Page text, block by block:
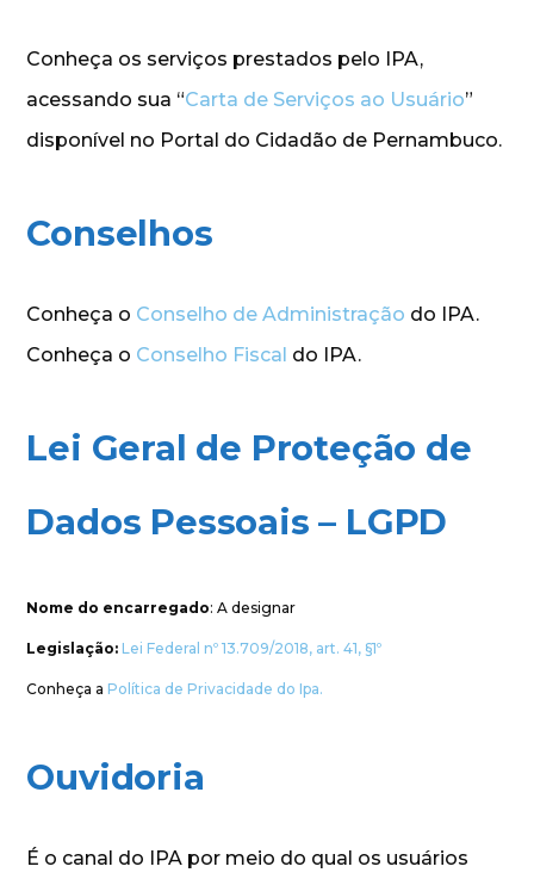
Conheça os serviços prestados pelo IPA,
acessando sua “Carta de Serviços ao Usuário”
disponível no Portal do Cidadão de Pernambuco.
Conselhos
Conheça o Conselho de Administração do IPA.
Conheça o Conselho Fiscal do IPA.
Lei Geral de Proteção de
Dados Pessoais – LGPD
Nome do encarregado: A designar
Legislação: Lei Federal nº 13.709/2018, art. 41, §1º
Conheça a Política de Privacidade do Ipa.
Ouvidoria
É o canal do IPA por meio do qual os usuários